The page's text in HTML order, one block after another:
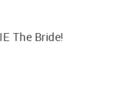
The Bride!